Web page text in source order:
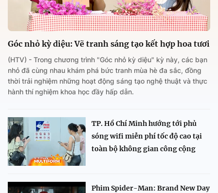
Góc nhỏ kỳ diệu: Vẽ tranh sáng tạo kết hợp hoa tươi
(HTV) - Trong chương trình "Góc nhỏ kỳ diệu" kỳ này, các bạn
nhỏ đã cùng nhau khám phá bức tranh mùa hè đa sắc, đồng
thời trải nghiệm những hoạt động sáng tạo nghệ thuật và thực
hành thí nghiệm khoa học đầy hấp dẫn.
TP. Hồ Chí Minh hướng tới phủ
sóng wifi miễn phí tốc độ cao tại
toàn bộ không gian công cộng
Phim Spider-Man: Brand New Day